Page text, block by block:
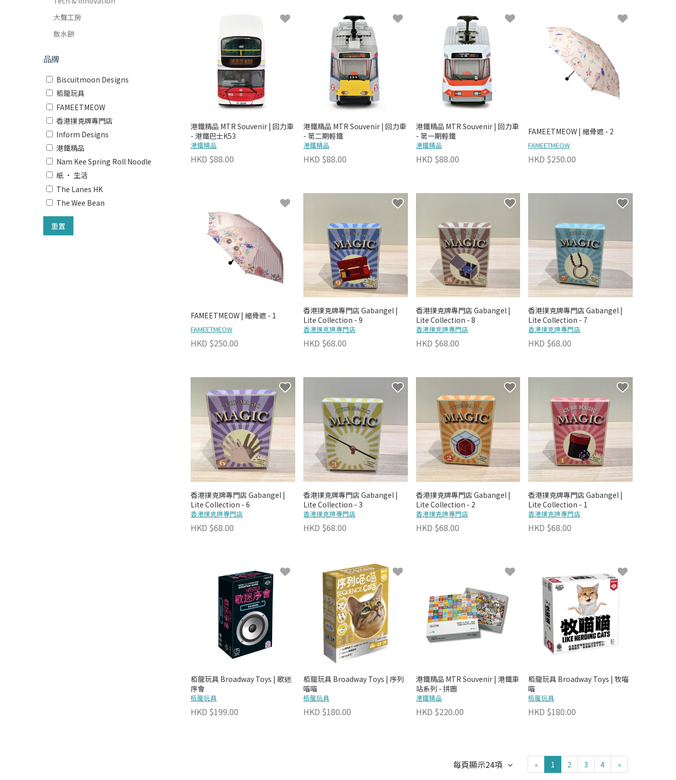
大聲工房
散水餅
品牌
Biscuitmoon Designs
栢龍玩具
FAMEETMEOW
香港撲克牌專門店
Inform Designs
港鐵精品
Nam Kee Spring Roll Noodle
紙 ‧ 生活
The Lanes HK
The Wee Bean
重置
港鐵精品 MTR Souvenir | 回力車
- 港鐵巴士K53
港鐵精品
HKD $88.00
港鐵精品 MTR Souvenir | 回力車
- 第二期輕鐵
港鐵精品
HKD $88.00
港鐵精品 MTR Souvenir | 回力車
- 第一期輕鐵
港鐵精品
HKD $88.00
FAMEETMEOW | 縮骨遮 - 2
FAMEETMEOW
HKD $250.00
FAMEETMEOW | 縮骨遮 - 1
FAMEETMEOW
HKD $250.00
香港撲克牌專門店 Gabangel |
Lite Collection - 9
香港撲克牌專門店
HKD $68.00
香港撲克牌專門店 Gabangel |
Lite Collection - 8
香港撲克牌專門店
HKD $68.00
香港撲克牌專門店 Gabangel |
Lite Collection - 7
香港撲克牌專門店
HKD $68.00
香港撲克牌專門店 Gabangel |
Lite Collection - 6
香港撲克牌專門店
HKD $68.00
香港撲克牌專門店 Gabangel |
Lite Collection - 3
香港撲克牌專門店
HKD $68.00
香港撲克牌專門店 Gabangel |
Lite Collection - 2
香港撲克牌專門店
HKD $68.00
香港撲克牌專門店 Gabangel |
Lite Collection - 1
香港撲克牌專門店
HKD $68.00
栢龍玩具 Broadway Toys | 歌迷
序會
栢龍玩具
HKD $199.00
栢龍玩具 Broadway Toys | 序列
喵喵
栢龍玩具
HKD $180.00
港鐵精品 MTR Souvenir | 港鐵車
站系列 - 拼圖
港鐵精品
HKD $220.00
栢龍玩具 Broadway Toys | 牧喵
喵
栢龍玩具
HKD $180.00
« 1 2 3 4 »
每頁顯示24項